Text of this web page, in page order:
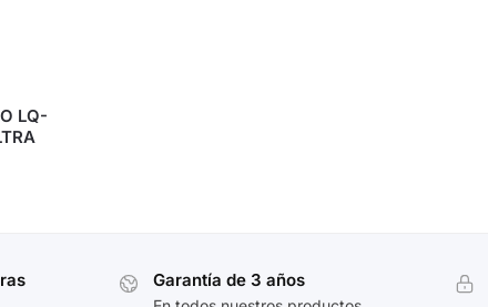
LQ-
Garantía de 3 años